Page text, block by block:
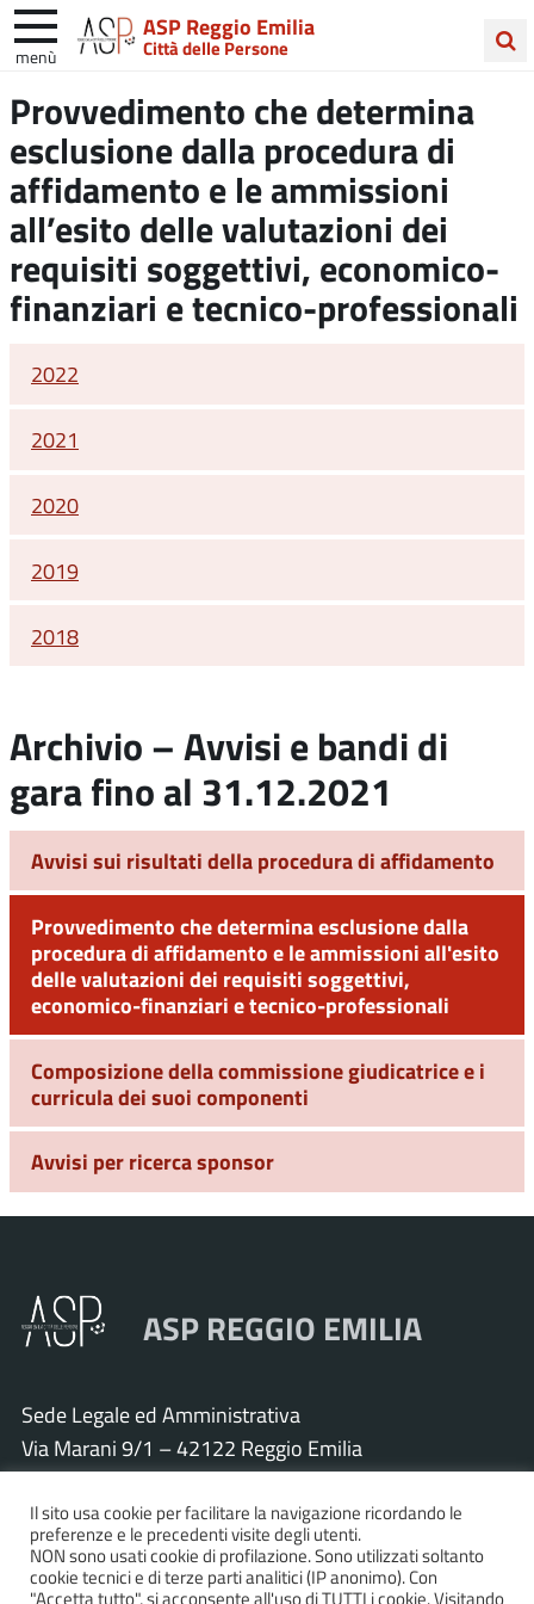
ASP Reggio Emilia
Città delle Persone
menù
nel
sito
Provvedimento che determina
esclusione dalla procedura di
affidamento e le ammissioni
all’esito delle valutazioni dei
requisiti soggettivi, economico-
finanziari e tecnico-professionali
2022
2021
2020
2019
2018
Archivio – Avvisi e bandi di
gara fino al 31.12.2021
Avvisi sui risultati della procedura di affidamento
Provvedimento che determina esclusione dalla
procedura di affidamento e le ammissioni all'esito
delle valutazioni dei requisiti soggettivi,
economico-finanziari e tecnico-professionali
Composizione della commissione giudicatrice e i
curricula dei suoi componenti
Avvisi per ricerca sponsor
ASP REGGIO EMILIA
Sede Legale ed Amministrativa
Via Marani 9/1 – 42122 Reggio Emilia
Tel. 0522 571011 – Fax 0522 571030
Cod. Fisc. e P.IVA 01925120352
PEC:asp.re@pcert.postecert.it
E-mail:info@asp.re.it
Il sito usa cookie per facilitare la navigazione ricordando le
preferenze e le precedenti visite degli utenti.
NON sono usati cookie di profilazione. Sono utilizzati soltanto
cookie tecnici e di terze parti analitici (IP anonimo). Con
"Accetta tutto", si acconsente all'uso di TUTTI i cookie. Visitando